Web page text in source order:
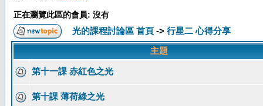
正在瀏覽此區的會員: 沒有
光的課程討論區 首頁 -> 行星二 心得分享
主題
第十一課 赤紅色之光
第十課 薄荷綠之光